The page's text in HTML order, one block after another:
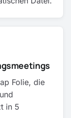
Folie, die
in 5